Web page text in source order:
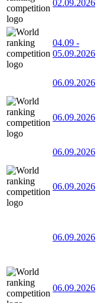
02.09.2026
04.09 -
05.09.2026
06.09.2026
06.09.2026
06.09.2026
06.09.2026
06.09.2026
06.09.2026